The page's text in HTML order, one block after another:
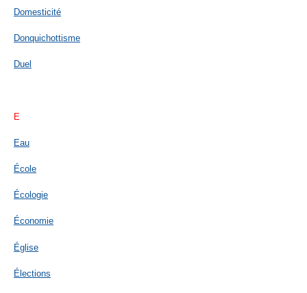
Domesticité
Donquichottisme
Duel
E
Eau
École
Écologie
Économie
Église
Élections